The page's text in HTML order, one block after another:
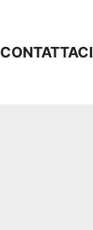
CONTATTACI